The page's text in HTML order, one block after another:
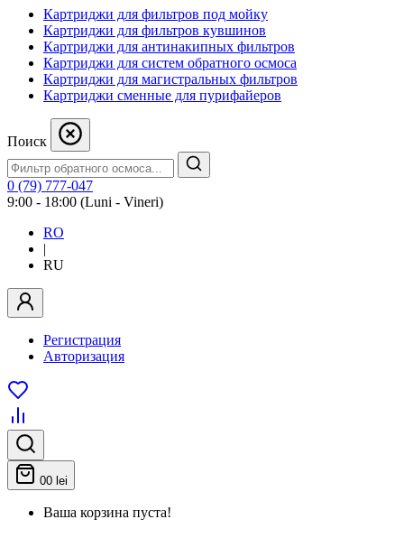
Картриджи для фильтров под мойку
Картриджи для фильтров кувшинов
Картриджи для антинакипных фильтров
Картриджи для систем обратного осмоса
Картриджи для магистральных фильтров
Картриджи сменные для пурифайеров
Поиск
0 (79) 777-047
9:00 - 18:00 (Luni - Vineri)
RO
|
RU
Регистрация
Авторизация
00 lei
Ваша корзина пуста!